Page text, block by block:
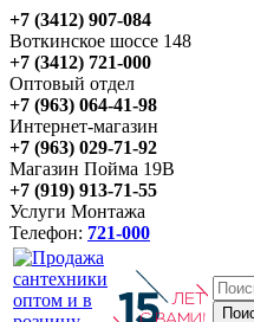
+7 (3412) 907-084
Воткинское шоссе 148
+7 (3412) 721-000
Оптовый отдел
+7 (963) 064-41-98
Интернет-магазин
+7 (963) 029-71-92
Магазин Пойма 19В
+7 (919) 913-71-55
Услуги Монтажа
Телефон: 721-000